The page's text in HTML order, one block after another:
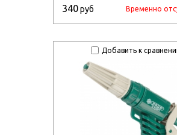
340руб Временно
Добавить к